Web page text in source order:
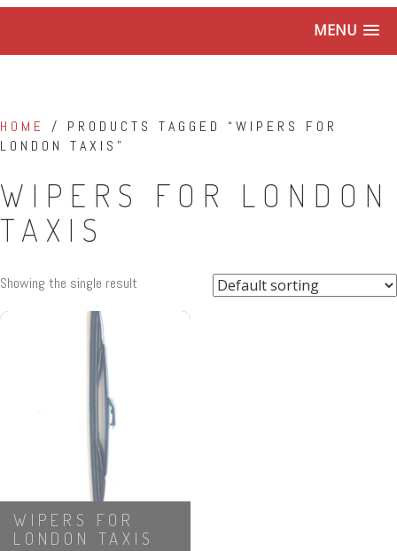
MENU
HOME / PRODUCTS TAGGED “WIPERS FOR
LONDON TAXIS”
WIPERS FOR LONDON
TAXIS
Showing the single result
WIPERS FOR
LONDON TAXIS